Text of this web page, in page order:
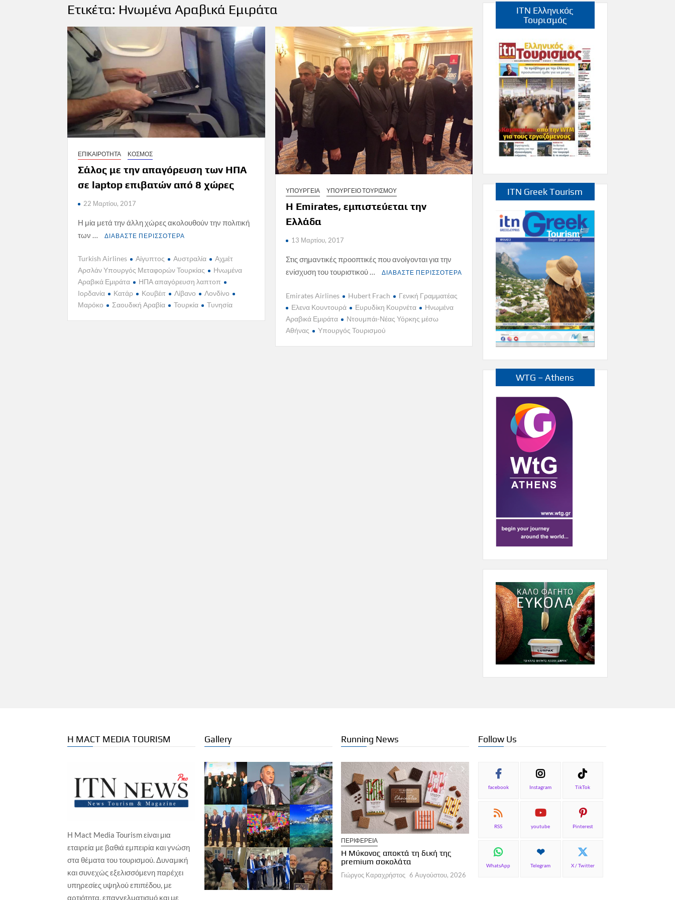
Ετικέτα: Ηνωμένα Αραβικά Εμιράτα
ΕΠΙΚΑΙΡΟΤΗΤΑ ΚΟΣΜΟΣ
Σάλος με την απαγόρευση των ΗΠΑ
σε laptop επιβατών από 8 χώρες
22 Μαρτίου, 2017
Η μία μετά την άλλη χώρες ακολουθούν την πολιτική
των …
ΔΙΑΒΑΣΤΕ ΠΕΡΙΣΣΟΤΕΡΑ
Turkish Airlines Αίγυπτος Αυστραλία
Αχμέτ
Αρσλάν Υπουργός Μεταφορών Τουρκίας
Ηνωμένα
Αραβικά Εμιράτα
ΗΠΑ απαγόρευση λαπτοπ
Ιορδανία
Κατάρ Κουβέιτ Λίβανο
Λονδίνο
Μαρόκο
Σαουδική Αραβία Τουρκία Τυνησία
ΥΠΟΥΡΓΕΙΑ ΥΠΟΥΡΓΕΙΟ ΤΟΥΡΙΣΜΟΥ
Η Emirates, εμπιστεύεται την
Ελλάδα
13 Μαρτίου, 2017
Στις σημαντικές προοπτικές που ανοίγονται για την
ενίσχυση του τουριστικού …
ΔΙΑΒΑΣΤΕ ΠΕΡΙΣΣΟΤΕΡΑ
Emirates Airlines Hubert Frach
Γενική Γραμματέας
Ελενα Κουντουρά
Ευρυδίκη Κουρνέτα
Ηνωμένα
Αραβικά Εμιράτα
Ντουμπάι-Νέας Υόρκης μέσω
Αθήνας
Υπουργός Τουρισμού
ITN Ελληνικός
Τουρισμός
ITN Greek Tourism
WTG – Athens
Η MACT MEDIA TOURISM
Η Mact Media Tourism είναι μια
εταιρεία με βαθιά εμπειρία και γνώση
στα θέματα του τουρισμού. Δυναμική
και συνεχώς εξελισσόμενη παρέχει
υπηρεσίες υψηλού επιπέδου, με
αρτιότητα, επαγγελματισμό και με
Gallery Running News
ΕΚΔΗΛΩΣΕΙΣ / ΕΚΘΕΣΕΙΣ
Ο ΠΣΑΠΠ φέρνει το Football Unity
Festival
Γιώργος Καραχρήστος 6 Αυγούστου, 2026
ΕΠΙΛΟΓΕΣ ΣΥΝΤΑΚΤΩΝ
Νέα εποχή στη διαχείριση των
προορισμών
Γιώργος Καραχρήστος 6 Αυγούστου, 2026
ΠΕΡΙΦΕΡΕΙΑ
Η Μύκονος αποκτά τη δική της
premium σοκολάτα
Γιώργος Καραχρήστος 6 Αυγούστου, 2026
Η Μεσσηνία επενδύει σε
Follow Us
facebook Instagram TikTok
RSS youtube Pinterest
WhatsApp Telegram X / Twitter